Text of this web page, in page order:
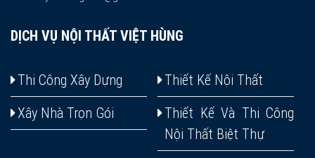
DỊCH VỤ NỘI THẤT VIỆT HÙNG
Thi Công Xây Dựng
Thiết Kế Nội Thất
Xây Nhà Trọn Gói
Thiết Kế Và Thi Công
Nội Thất Biệt Thự